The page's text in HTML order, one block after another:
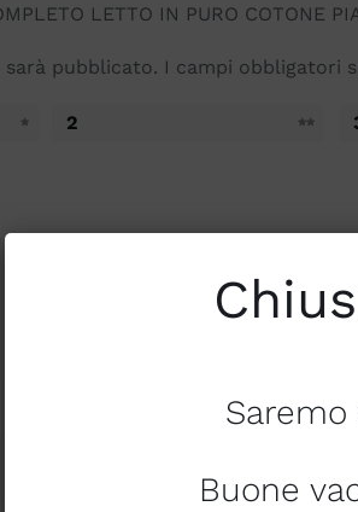
LETTO IN PURO COTONE
pubblicato. I campi obbligatori
2
Buone